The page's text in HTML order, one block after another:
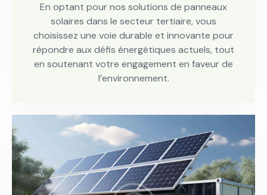
En optant pour nos solutions de panneaux
solaires dans le secteur tertiaire, vous
choisissez une voie durable et innovante pour
répondre aux défis énergétiques actuels, tout
en soutenant votre engagement en faveur de
l’environnement.